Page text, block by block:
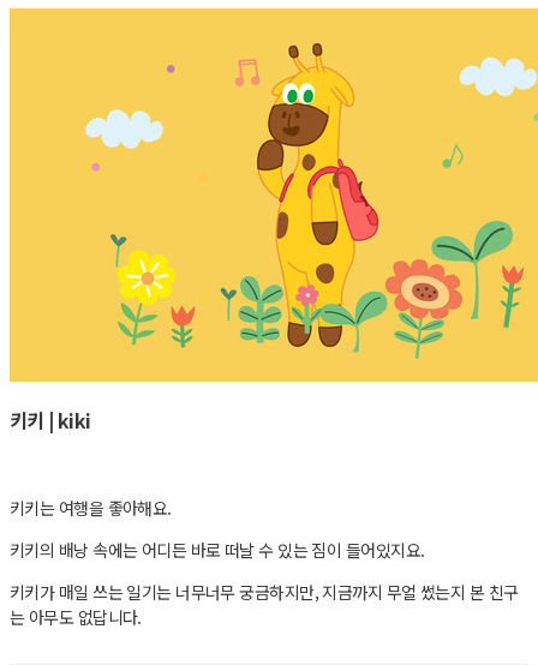
키키 | kiki
키키는 여행을 좋아해요.
키키의 배낭 속에는 어디든 바로 떠날 수 있는 짐이 들어있지요.
키키가 매일 쓰는 일기는 너무너무 궁금하지만, 지금까지 무얼 썼는지 본 친구
는 아무도 없답니다.